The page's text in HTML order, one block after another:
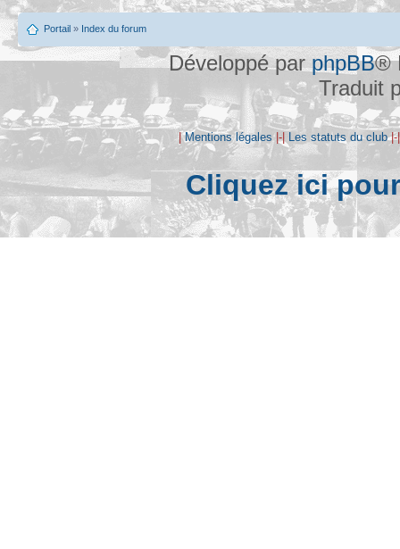
Portail » Index du forum
Développé parphpBB®
Traduit
|Mentions légales|-| Les statuts du club
Cliquez ici